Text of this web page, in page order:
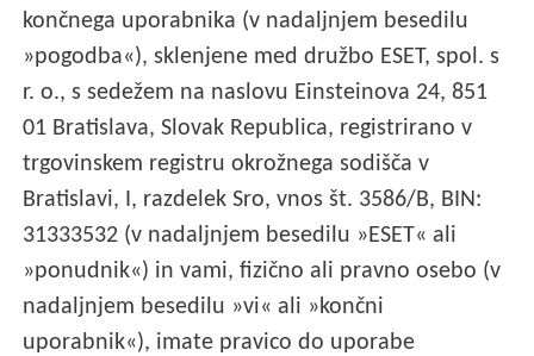
končnega uporabnika (v nadaljnjem besedilu
»pogodba«), sklenjene med družbo ESET, spol. s
r. o., s sedežem na naslovu Einsteinova 24, 851
01 Bratislava, Slovak Republica, registrirano v
trgovinskem registru okrožnega sodišča v
Bratislavi, I, razdelek Sro, vnos št. 3586/B, BIN:
31333532 (v nadaljnjem besedilu »ESET« ali
»ponudnik«) in vami, fizično ali pravno osebo (v
nadaljnjem besedilu »vi« ali »končni
uporabnik«), imate pravico do uporabe